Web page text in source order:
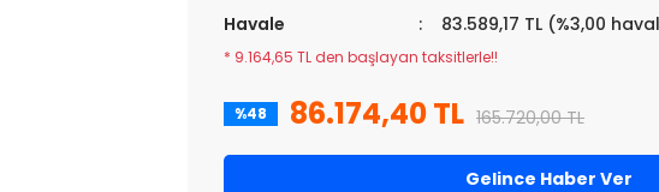
Havale 83.589,17 TL (%3,00
* 9.164,65 TL den başlayan taksitlerle!!
%48 86.174,40 TL 165.720,00 TL
Gelince Haber Ver